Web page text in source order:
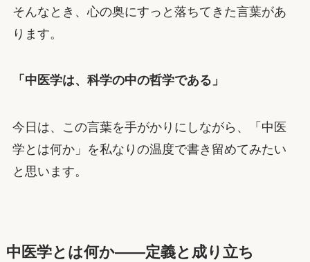
そんなとき、心の奥にすっと落ちてきた言葉があ
ります。
「中医学は、科学の中の哲学である」
今日は、この言葉を手がかりにしながら、「中医
学とは何か」を私なりの温度で書き留めてみたい
と思います。
中医学とは何か——定義と成り立ち